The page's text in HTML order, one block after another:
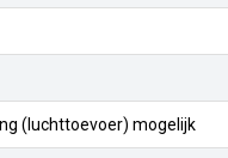
(luchttoevoer) mogelijk